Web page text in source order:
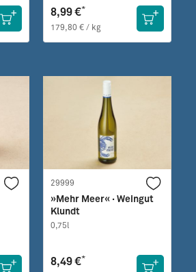
8,99 €*
179,80 € / kg
29999
»Mehr Meer« · Weingut
Klundt
0,75l
8,49 €*